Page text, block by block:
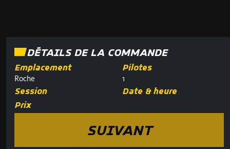
DÉTAILS DE LA COMMANDE
Emplacement
Roche
Pilotes
1
Session
Date & heure
Prix
SUIVANT